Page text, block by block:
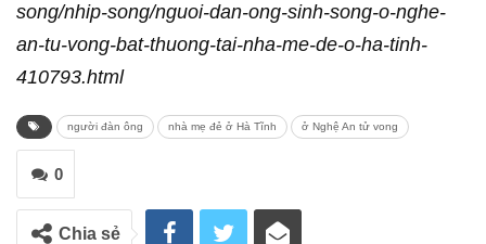
song/nhip-song/nguoi-dan-ong-sinh-song-o-nghe-
an-tu-vong-bat-thuong-tai-nha-me-de-o-ha-tinh-
410793.html
người đàn ông nhà mẹ đẻ ở Hà Tĩnh ở Nghệ An tử vong
0
Chia sẻ